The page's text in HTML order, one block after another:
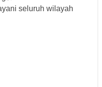
seluruh wilayah